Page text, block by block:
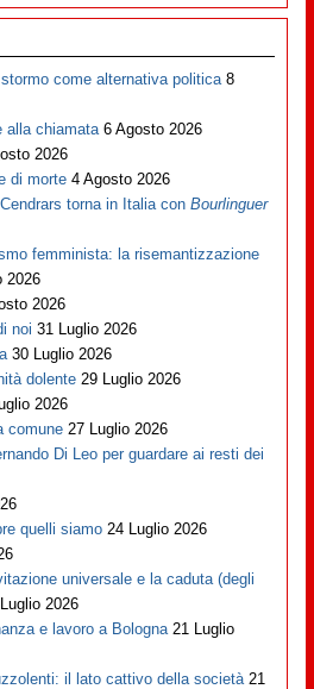
come alternativa politica 8
alla chiamata 6 Agosto 2026
2026
di morte 4 Agosto 2026
torna in Italia conBourlinguer
femminista: la risemantizzazione
2026
2026
noi 31 Luglio 2026
30 Luglio 2026
dolente 29 Luglio 2026
2026
comune 27 Luglio 2026
Di Leo per guardare ai resti dei
quelli siamo 24 Luglio 2026
universale e la caduta (degli
2026
e lavoro a Bologna 21 Luglio
il lato cattivo della società 21